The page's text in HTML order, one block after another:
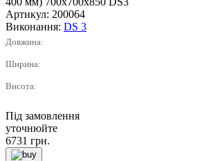
Артикул: 200064
Виконання: DS 3
Довжина:
Ширина:
Висота:
Під замовлення
уточнюйте
6731 грн.